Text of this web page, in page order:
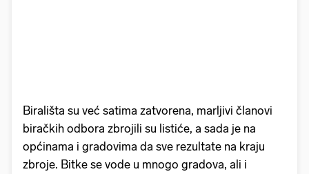
Birališta su već satima zatvorena, marljivi članovi
biračkih odbora zbrojili su listiće, a sada je na
općinama i gradovima da sve rezultate na kraju
zbroje. Bitke se vode u mnogo gradova, ali i